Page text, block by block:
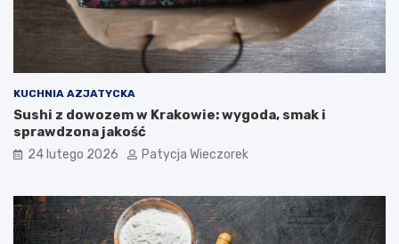
KUCHNIA AZJATYCKA
Sushi z dowozem w Krakowie: wygoda, smak i
sprawdzona jakość
24 lutego 2026 Patycja Wieczorek